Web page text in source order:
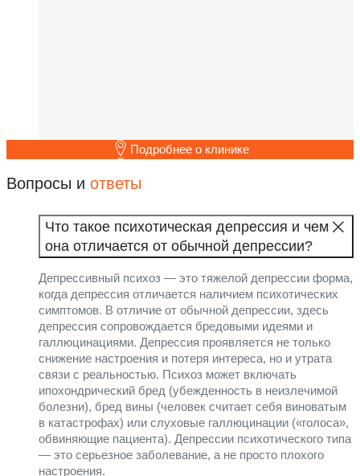
Подробнее о клинике
Вопросы и ответы
Что такое психотическая депрессия и чем
она отличается от обычной депрессии?
Депрессивный психоз — это тяжелой депрессии форма,
когда депрессия отличается наличием психотических
симптомов. В отличие от обычной депрессии, здесь
депрессия сопровождается бредовыми идеями и
галлюцинациями. Депрессия проявляется не только
снижение настроения и потеря интереса, но и утрата
связи с реальностью. Психоз может включать
ипохондрический бред (убежденность в неизлечимой
болезни), бред вины (человек считает себя виноватым
в катастрофах) или слуховые галлюцинации («голоса»,
обвиняющие пациента). Депрессии психотического типа
— это серьезное заболевание, а не просто плохого
настроения.